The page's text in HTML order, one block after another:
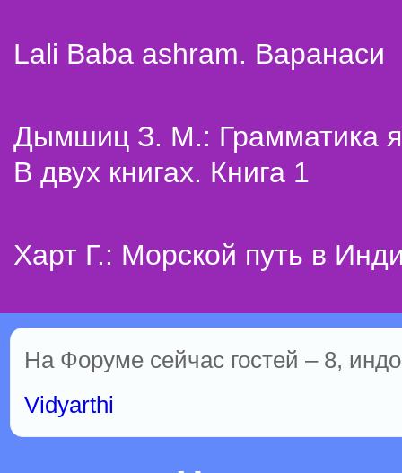
Lali Baba ashram. Варанаси
Дымшиц З. М.: Грамматика
В двух книгах. Книга 1
Харт Г.: Морской путь в
На Форуме сейчас гостей – 8,
Vidyarthi